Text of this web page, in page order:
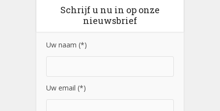
Schrijf u nu in op onze
nieuwsbrief
Uw naam (*)
Uw email (*)